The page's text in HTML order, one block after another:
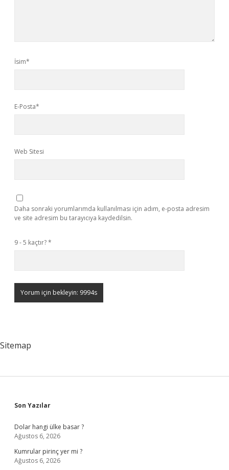
İsim*
E-Posta*
Web Sitesi
Daha sonraki yorumlarımda kullanılması için adım, e-posta adresim
ve site adresim bu tarayıcıya kaydedilsin.
9 - 5 kaçtır?*
Sitemap
Sidebar
Son Yazılar
Dolar hangi ülke basar ?
Ağustos 6, 2026
Kumrular pirinç yer mi ?
Ağustos 6, 2026